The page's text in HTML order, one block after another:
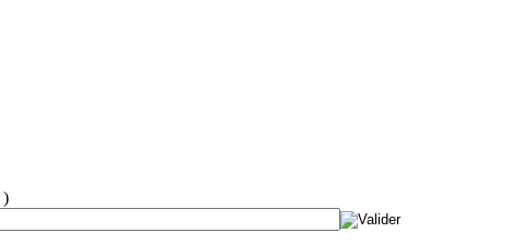
)